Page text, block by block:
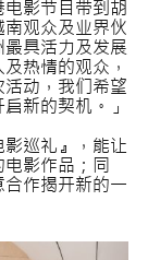
影节目带到胡
观众及业界伙
具活力及发展
热情的观众，
动，我们希望
新的契机。」
巡礼』，能让
影作品；同
作揭开新的一